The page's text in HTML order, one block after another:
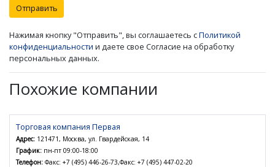
Отправить
Нажимая кнопку "Отправить", вы соглашаетесь сПолитикой
конфиденциальности и даете свое Согласие на обработку
персональных данных.
Похожие компании
Торговая компания Первая
Адрес: 121471, Москва, ул. Гвардейская, 14
График: пн-пт 09:00-18:00
Телефон: Факс: +7 (495) 446-26-73,Факс: +7 (495) 447-02-20